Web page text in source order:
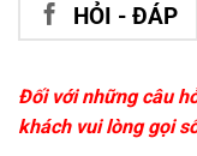
HỎI - ĐÁP
Đối với những câu
khách vui lòng gọi